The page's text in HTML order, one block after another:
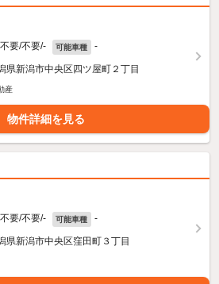
不要/不要/- 可能車種 -
県新潟市中央区四ツ屋町２丁目
産
物件詳細を見る
不要/不要/- 可能車種 -
県新潟市中央区窪田町３丁目